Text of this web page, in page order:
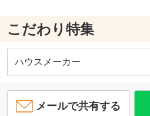
こだわり特集
ハウスメーカー
メールで共有する